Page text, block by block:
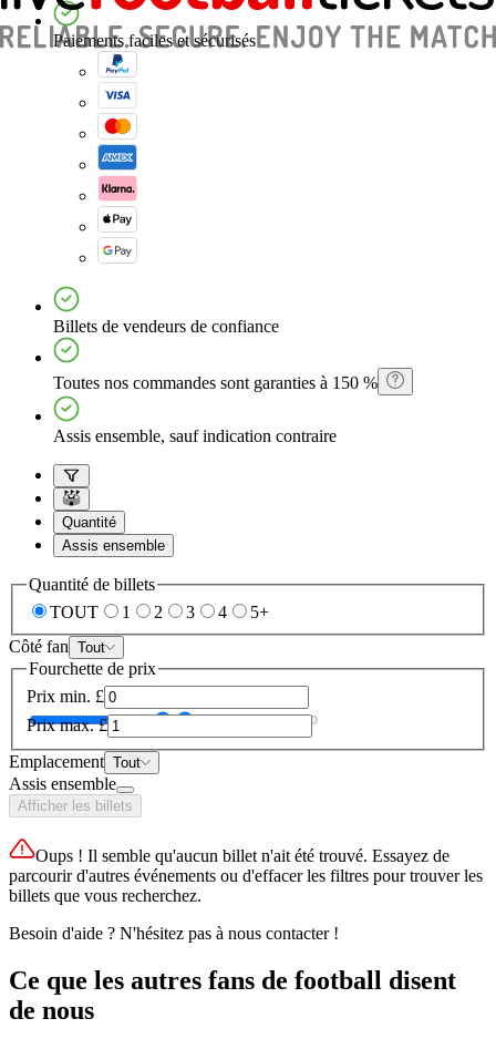
Paiements faciles et sécurisés
Billets de vendeurs de confiance
Toutes nos commandes sont garanties à 150 %
Assis ensemble, sauf indication contraire
Quantité
Assis ensemble
Quantité de billets
TOUT
1 2 3 4
5+
Côté fan Tout
Fourchette de prix
Prix min. £
Prix max. £
Emplacement Tout
Assis ensemble
Afficher les billets
Oups ! Il semble qu'aucun billet n'ait été trouvé. Essayez de
parcourir d'autres événements ou d'effacer les filtres pour trouver les
billets que vous recherchez.
Besoin d'aide ? N'hésitez pas à nous contacter !
Ce que les autres fans de football disent
de nous